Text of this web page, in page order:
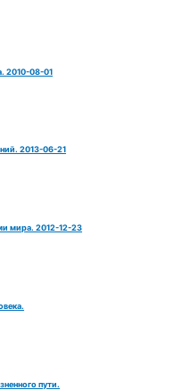
2010-08-01
2013-06-21
мира. 2012-12-23
пути.